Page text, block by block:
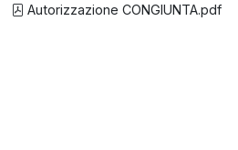
Autorizzazione CONGIUNTA.pdf